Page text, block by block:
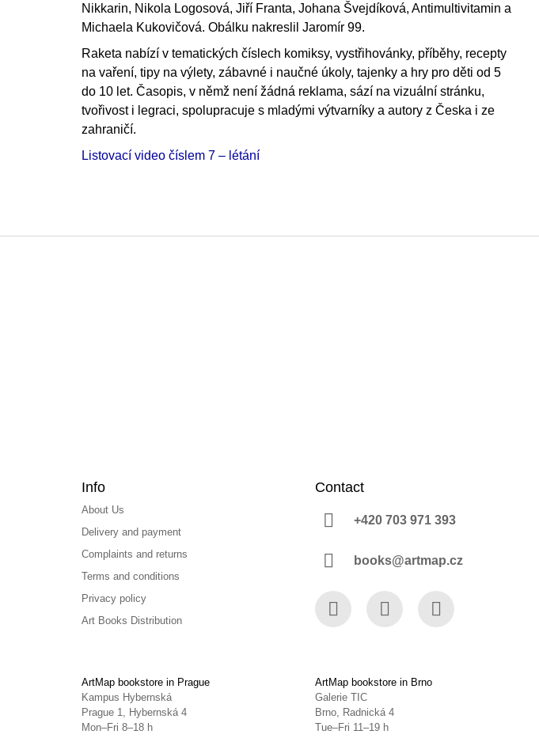
Nikkarin, Nikola Logosová, Jiří Franta, Johana Švejdíková, Antimultivitamin a
Michaela Kukovičová. Obálku nakreslil Jaromír 99.
Raketa nabízí v tematických číslech komiksy, vystřihovánky, příběhy, recepty
na vaření, tipy na výlety, zábavné i naučné úkoly, tajenky a hry pro děti od 5
do 10 let. Časopis, v němž není žádná reklama, sází na vizuální stránku,
tvořivost i legraci, spolupracuje s mladými výtvarníky a autory z Česka i ze
zahraničí.
Listovací video číslem 7 – létání
Info
About Us
Delivery and payment
Complaints and returns
Terms and conditions
Privacy policy
Art Books Distribution
Contact
+420 703 971 393
books@artmap.cz
ArtMap bookstore in Prague
Kampus Hybernská
Prague 1, Hybernská 4
Mon–Fri 8–18 h
ArtMap bookstore in Brno
Galerie TIC
Brno, Radnická 4
Tue–Fri 11–19 h